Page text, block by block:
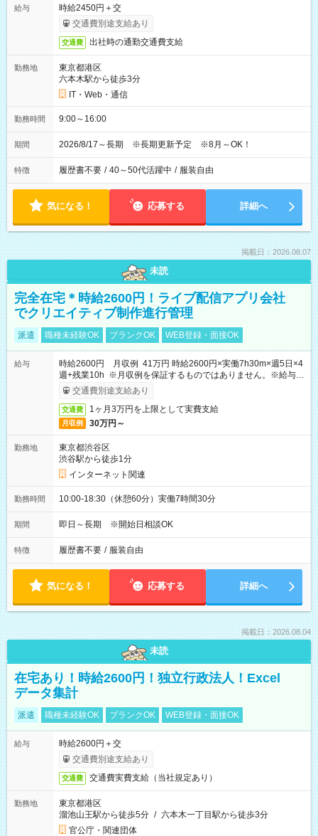
給与
時給2450円＋交
交通費別途支給あり
交通費 出社時の通勤交通費支給
勤務地
東京都港区
六本木駅から徒歩3分
IT・Web・通信
勤務時間 9:00～16:00
期間 2026/8/17～長期 ※長期更新予定 ※8月～OK！
特徴 履歴書不要 / 40～50代活躍中 / 服装自由
気になる！ 応募する 詳細へ
掲載日：2026.08.07
未読
完全在宅＊時給2600円！ライブ配信アプリ会社
でクリエイティブ制作進行管理
派遣 職種未経験OK ブランクOK WEB登録・面接OK
給与
時給2600円 月収例 41万円 時給2600円×実働7h30m×週5日×4
週+残業10h ※月収例を保証するものではありません。※給与即
受取りサービス利用可（利用条件有）
交通費別途支給あり
交通費 1ヶ月3万円を上限として実費支給
月収例 30万円～
勤務地
東京都渋谷区
渋谷駅から徒歩1分
インターネット関連
勤務時間 10:00-18:30（休憩60分）実働7時間30分
期間 即日～長期 ※開始日相談OK
特徴 履歴書不要 / 服装自由
気になる！ 応募する 詳細へ
掲載日：2026.08.04
未読
在宅あり！時給2600円！独立行政法人！Excel
データ集計
派遣 職種未経験OK ブランクOK WEB登録・面接OK
給与
時給2600円＋交
交通費別途支給あり
交通費 交通費実費支給（当社規定あり）
勤務地
東京都港区
溜池山王駅から徒歩5分 / 六本木一丁目駅から徒歩3分
官公庁・関連団体